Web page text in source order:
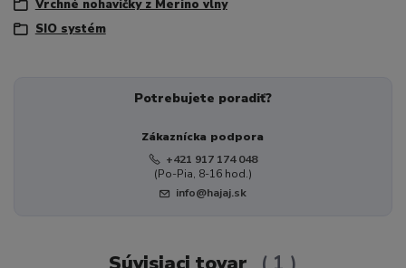
Vrchné nohavičky z Merino vlny
SIO systém
Potrebujete poradiť?
Zákaznícka podpora
+421 917 174 048
(Po-Pia, 8-16 hod.)
info@hajaj.sk